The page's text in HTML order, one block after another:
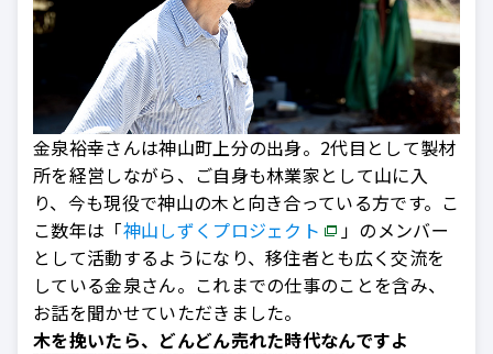
金泉裕幸さんは神山町上分の出身。2代目として製材
所を経営しながら、ご自身も林業家として山に入
り、今も現役で神山の木と向き合っている方です。こ
こ数年は「神山しずくプロジェクト
」のメンバー
として活動するようになり、移住者とも広く交流を
している金泉さん。これまでの仕事のことを含み、
お話を聞かせていただきました。
木を挽いたら、どんどん売れた時代なんですよ